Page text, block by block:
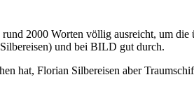
rund 2000 Worten völlig ausreicht, um
und bei BILD gut durch.
hat, Florian Silbereisen aber